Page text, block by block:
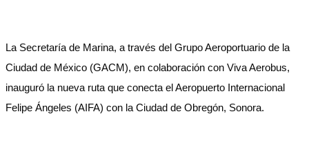
La Secretaría de Marina, a través del Grupo Aeroportuario de la
Ciudad de México (GACM), en colaboración con Viva Aerobus,
inauguró la nueva ruta que conecta el Aeropuerto Internacional
Felipe Ángeles (AIFA) con la Ciudad de Obregón, Sonora.